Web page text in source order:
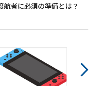
航者に必須の準備とは？